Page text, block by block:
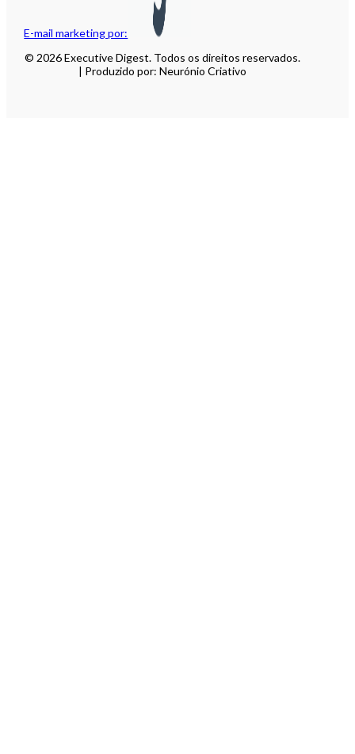
E-mail marketing por:
© 2026 Executive Digest. Todos os direitos reservados.
| Produzido por: Neurónio Criativo